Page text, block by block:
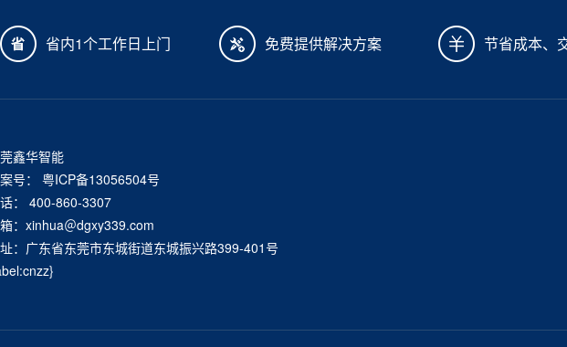
省内1个工作日上门 免费提供解决方案 节省成本、
鑫华智能
号： 粤ICP备13056504号
： 400-860-3307
：xinhua＠dgxy339.com
：广东省东莞市东城街道东城振兴路399-401号